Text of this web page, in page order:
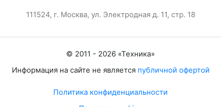
111524, г. Москва, ул. Электродная д. 11, стр. 18
© 2011 - 2026 «Техника»
Информация на сайте не является публичной офертой
Политика конфиденциальности